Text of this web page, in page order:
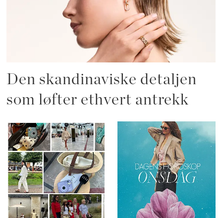
Den skandinaviske detaljen
som løfter ethvert antrekk